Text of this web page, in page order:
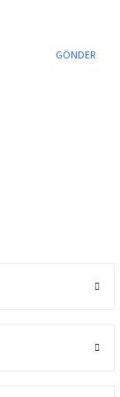
GÖNDER